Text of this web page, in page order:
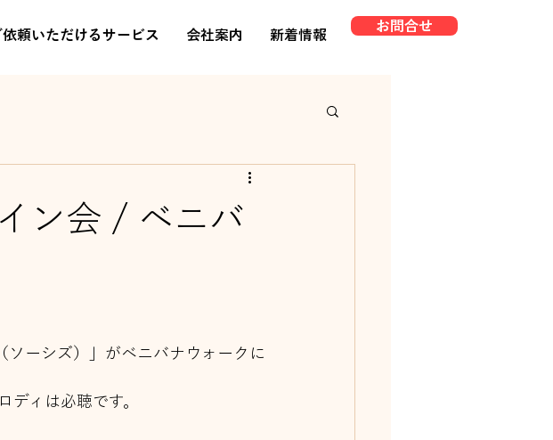
依頼いただけるサービス 会社案内 新着情報
お問合せ
ン会 / ベニバ
ーシズ）」がベニバナウォークに
ディは必聴です。